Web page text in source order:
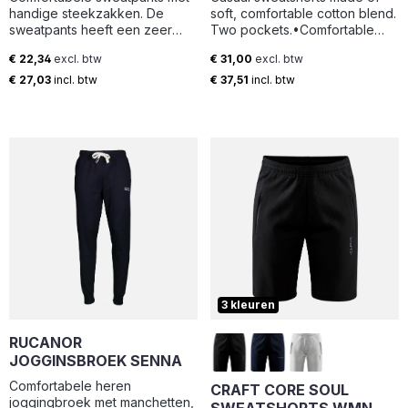
handige steekzakken. De
sweatpants heeft een zeer
het trekkoord bij de middel en
het elastiek in de
wassen. De behandeling met
softener zorgt ervoor dat de
sweater zacht aanvoelt. De
sweatpants is een mooie en
vooral comfortabele
toevoeging aan het Basic-
Sweat-programma.
Normale prijs:
€ 22,34 excl. btw
€ 27,03 incl. btw
soft, comfortable cotton blend.
Two pockets.•Comfortable
zip•Rubber Craft logo at left
side
Normale prijs:
€ 31,00 excl. btw
€ 37,51 incl. btw
RUCANOR
JOGGINSBROEK SENNA
Comfortabele heren
joggingbroek met manchetten,
3 kleuren
CRAFT CORE SOUL